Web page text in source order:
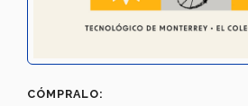
CÓMPRALO: